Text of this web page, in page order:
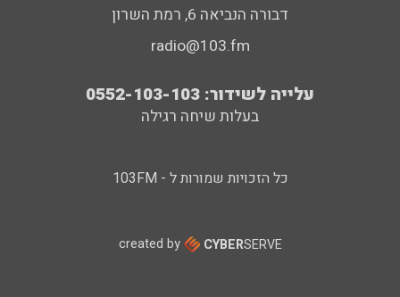
דבורה הנביאה 6, רמת השרון
radio@103.fm
עלייה לשידור: 0552-103-103
בעלות שיחה רגילה
כל הזכויות שמורות ל - 103FM
created by CYBERSERVE